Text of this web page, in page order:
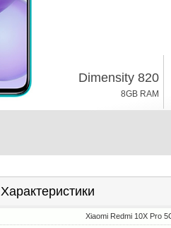
Dimensity 820
8GB RAM
Характеристики
Xiaomi Redmi 10X Pro